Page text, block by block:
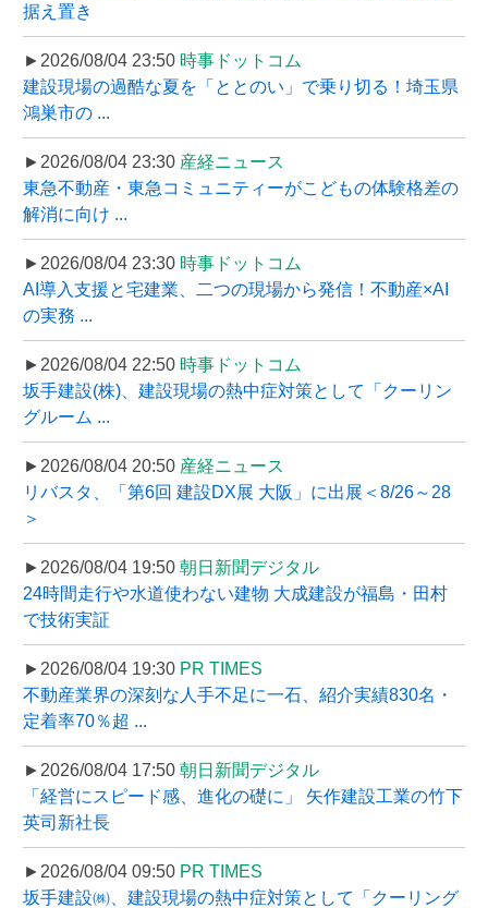
据え置き
►2026/08/04 23:50 時事ドットコム
建設現場の過酷な夏を「ととのい」で乗り切る！埼玉県
鴻巣市の ...
►2026/08/04 23:30 産経ニュース
東急不動産・東急コミュニティーがこどもの体験格差の
解消に向け ...
►2026/08/04 23:30 時事ドットコム
AI導入支援と宅建業、二つの現場から発信！不動産×AI
の実務 ...
►2026/08/04 22:50 時事ドットコム
坂手建設(株)、建設現場の熱中症対策として「クーリン
グルーム ...
►2026/08/04 20:50 産経ニュース
リバスタ、「第6回 建設DX展 大阪」に出展＜8/26～28
＞
►2026/08/04 19:50 朝日新聞デジタル
24時間走行や水道使わない建物 大成建設が福島・田村
で技術実証
►2026/08/04 19:30 PR TIMES
不動産業界の深刻な人手不足に一石、紹介実績830名・
定着率70％超 ...
►2026/08/04 17:50 朝日新聞デジタル
「経営にスピード感、進化の礎に」 矢作建設工業の竹下
英司新社長
►2026/08/04 09:50 PR TIMES
坂手建設㈱、建設現場の熱中症対策として「クーリング